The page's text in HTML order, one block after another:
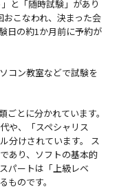
と「随時試験」があり
こなわれ、決まった会
日の約1か月前に予約が
コン教室などで試験を
とに分かれています。
や、「スペシャリス
分けされています。 ス
あり、ソフトの基本的
パートは「上級レベ
ものです。